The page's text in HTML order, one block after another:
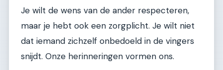
Je wilt de wens van de ander respecteren,
maar je hebt ook een zorgplicht. Je wilt niet
dat iemand zichzelf onbedoeld in de vingers
snijdt. Onze herinneringen vormen ons.